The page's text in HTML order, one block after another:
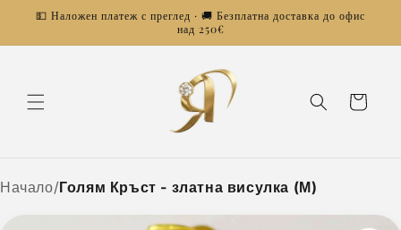
💵 Наложен платеж с преглед · 🚚 Безплатна доставка до офис
над 250€
Количка
Начало/Голям Кръст - златна висулка (М)